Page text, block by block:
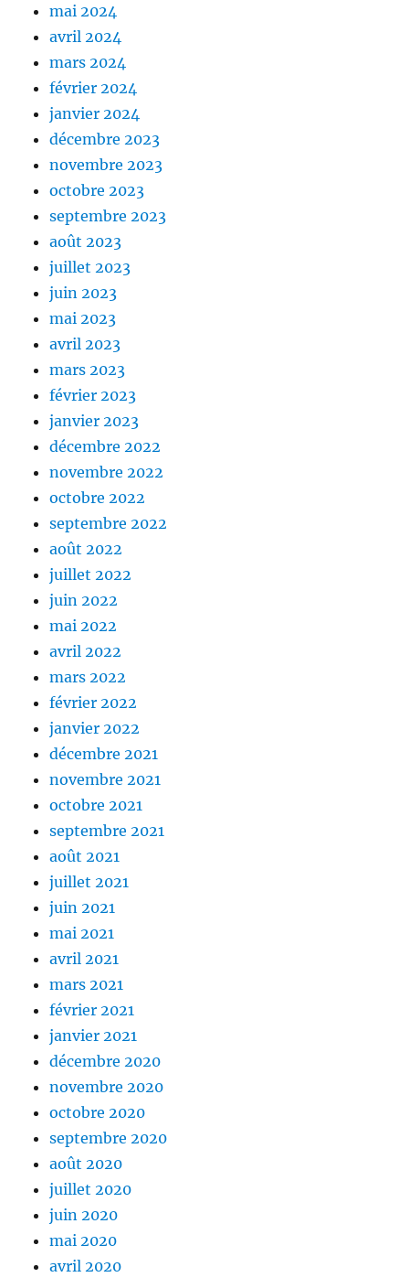
mai 2024
avril 2024
mars 2024
février 2024
janvier 2024
décembre 2023
novembre 2023
octobre 2023
septembre 2023
août 2023
juillet 2023
juin 2023
mai 2023
avril 2023
mars 2023
février 2023
janvier 2023
décembre 2022
novembre 2022
octobre 2022
septembre 2022
août 2022
juillet 2022
juin 2022
mai 2022
avril 2022
mars 2022
février 2022
janvier 2022
décembre 2021
novembre 2021
octobre 2021
septembre 2021
août 2021
juillet 2021
juin 2021
mai 2021
avril 2021
mars 2021
février 2021
janvier 2021
décembre 2020
novembre 2020
octobre 2020
septembre 2020
août 2020
juillet 2020
juin 2020
mai 2020
avril 2020